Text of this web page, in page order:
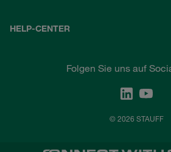
HELP-CENTER
Folgen Sie uns auf
© 2026 STAUFF